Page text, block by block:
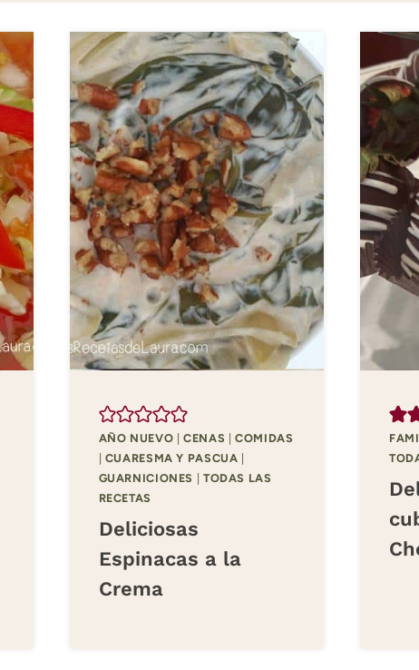
AÑO NUEVO |CENAS |COMIDAS
CUARESMA Y PASCUA
GUARNICIONES
TODAS LAS
RECETAS
Deliciosas
Espinacas a la
Crema